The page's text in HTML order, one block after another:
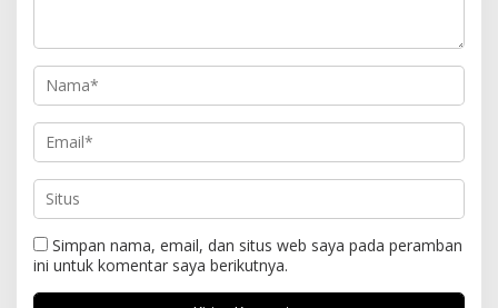
Simpan nama, email, dan situs web saya pada peramban
ini untuk komentar saya berikutnya.